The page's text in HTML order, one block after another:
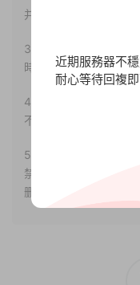
并合法使用。
3.如果本站有侵犯、不
時間解決！
4.本站部分内容均由互
不存在任何商業目的與
5.本站提供的所有資源
禁止下載本站資源參
删除!
近期服務器不
耐心等待回複即